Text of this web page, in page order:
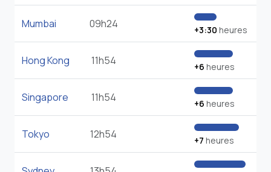
Mumbai 09h24 +3:30 heures
Hong Kong 11h54 +6 heures
Singapore 11h54 +6 heures
Tokyo 12h54 +7 heures